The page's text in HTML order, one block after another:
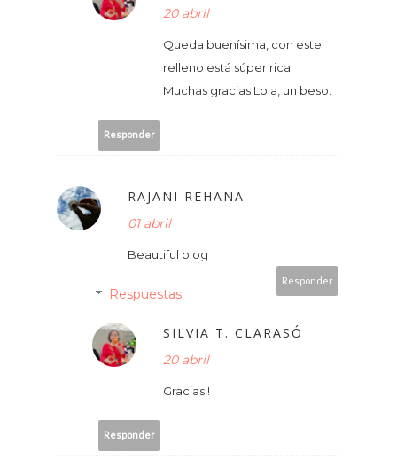
20 abril
Queda buenísima, con este
relleno está súper rica.
Muchas gracias Lola, un beso.
Responder
RAJANI REHANA
01 abril
Beautiful blog
Responder
Respuestas
SILVIA T. CLARASÓ
20 abril
Gracias!!
Responder